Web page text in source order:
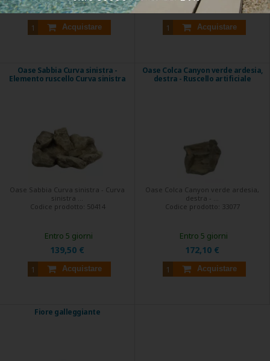
33,03 €
Acquistare
138,86 €
Acquistare
Oase Sabbia Curva sinistra -
Elemento ruscello Curva sinistra
Oase Sabbia Curva sinistra - Curva
sinistra ...
Codice prodotto: 50414
139,50 €
Acquistare
Entro 5 giorni
Oase Colca Canyon verde ardesia,
destra - Ruscello artificiale
Oase Colca Canyon verde ardesia,
destra - ...
Codice prodotto: 33077
172,10 €
Acquistare
Entro 5 giorni
Fiore galleggiante